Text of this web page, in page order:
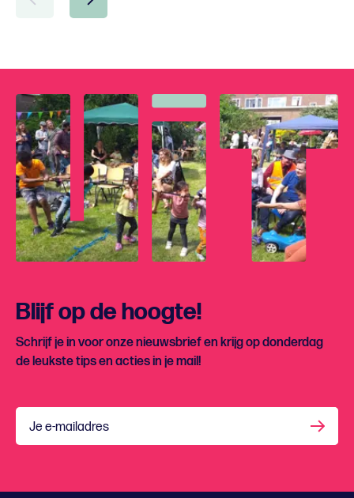
Blijf op de hoogte!
Schrijf je in voor onze nieuwsbrief en krijg op donderdag
de leukste tips en acties in je mail!
Je e-mailadres